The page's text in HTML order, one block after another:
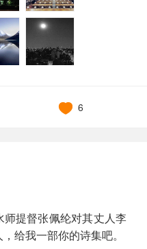
6
师提督张佩纶对其丈人李
给我一部你的诗集吧。